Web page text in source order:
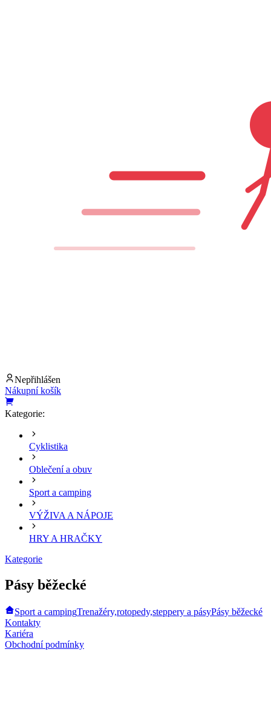
Nepřihlášen
Nákupní košík
Kategorie:
Cyklistika
Oblečení a obuv
Sport a camping
VÝŽIVA A NÁPOJE
HRY A HRAČKY
Kategorie
Pásy běžecké
Sport a campingTrenažéry,rotopedy,steppery a pásyPásy běžecké
Kontakty
Kariéra
Obchodní podmínky